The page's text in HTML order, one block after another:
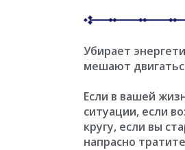
Убирает
мешают
Если в вашей
ситуации, если
кругу, если вы
напрасно